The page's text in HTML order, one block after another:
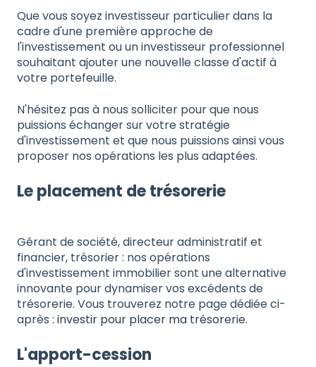
Que vous soyez investisseur particulier dans la
cadre d'une première approche de
l'investissement ou un investisseur professionnel
souhaitant ajouter une nouvelle classe d'actif à
votre portefeuille.
N'hésitez pas à nous solliciter pour que nous
puissions échanger sur votre stratégie
d'investissement et que nous puissions ainsi vous
proposer nos opérations les plus adaptées.
Le placement de trésorerie
Gérant de société, directeur administratif et
financier, trésorier : nos opérations
d'investissement immobilier sont une alternative
innovante pour dynamiser vos excédents de
trésorerie. Vous trouverez notre page dédiée ci-
après : investir pour placer ma trésorerie.
L'apport-cession